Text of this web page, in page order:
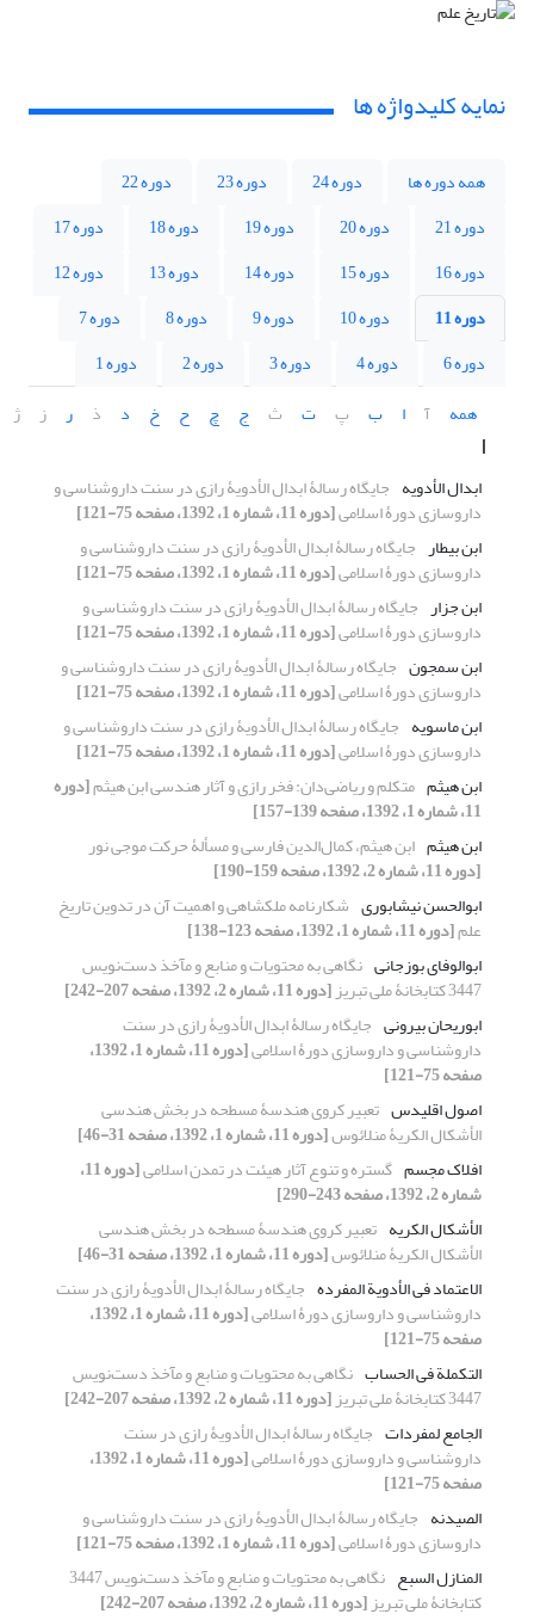
نمایه کلیدواژه ها
همه دوره ها دوره 24 دوره 23
دوره 22
دوره 21
دوره 20 دوره 19 دوره 18
دوره 17
دوره 16
دوره 15 دوره 14 دوره 13
دوره 12
دوره 11
دوره 10 دوره 9 دوره 8
دوره 7
دوره 6
دوره 4 دوره 3 دوره 2
دوره 1
همه
آ ا ب پ ت ث ج چ ح خ د ذ ر ز ژ
ا
ابدال الأدویه جایگاه رسالۀ ابدال الأدویۀ رازی در سنت داروشناسی و
داروسازی دورۀ اسلامی[دوره 11، شماره 1، 1392، صفحه 75-121]
ابن بیطار جایگاه رسالۀ ابدال الأدویۀ رازی در سنت داروشناسی و
داروسازی دورۀ اسلامی[دوره 11، شماره 1، 1392، صفحه 75-121]
ابن جزار جایگاه رسالۀ ابدال الأدویۀ رازی در سنت داروشناسی و
داروسازی دورۀ اسلامی[دوره 11، شماره 1، 1392، صفحه 75-121]
ابن سمجون جایگاه رسالۀ ابدال الأدویۀ رازی در سنت داروشناسی و
داروسازی دورۀ اسلامی[دوره 11، شماره 1، 1392، صفحه 75-121]
ابن ماسویه جایگاه رسالۀ ابدال الأدویۀ رازی در سنت داروشناسی و
داروسازی دورۀ اسلامی[دوره 11، شماره 1، 1392، صفحه 75-121]
ابن هیثم متکلم و ریاضی‌دان: فخر رازی و آثار هندسی ابن هیثم[دوره
11، شماره 1، 1392، صفحه 139-157]
ابن هیثم ابن هیثم، کمال‌الدین فارسی و مسألۀ حرکت موجی نور
[دوره 11، شماره 2، 1392، صفحه 159-190]
ابوالحسن نیشابوری شکارنامه ملکشاهی و اهمیت آن در تدوین تاریخ
علم[دوره 11، شماره 1، 1392، صفحه 123-138]
ابوالوفای بوزجانی نگاهی به محتویات و منابع و مآخذ دست‌نویس
3447 کتابخانۀ ملی تبریز
[دوره 11، شماره 2، 1392، صفحه 207-242]
ابوریحان بیرونی جایگاه رسالۀ ابدال الأدویۀ رازی در سنت
داروشناسی و داروسازی دورۀ اسلامی [دوره 11، شماره 1، 1392،
صفحه 75-121]
اصول اقلیدس تعبیر کروی هندسۀ مسطحه در بخش هندسی
الأشکال الکریۀ منلائوس[دوره 11، شماره 1، 1392، صفحه 31-46]
افلاک مجسم گستره و تنوع آثار هیئت در تمدن اسلامی [دوره 11،
شماره 2، 1392، صفحه 243-290]
الأشکال الکریه تعبیر کروی هندسۀ مسطحه در بخش هندسی
الأشکال الکریۀ منلائوس[دوره 11، شماره 1، 1392، صفحه 31-46]
الاعتماد فی الأدویة المفرده جایگاه رسالۀ ابدال الأدویۀ رازی در سنت
داروشناسی و داروسازی دورۀ اسلامی [دوره 11، شماره 1، 1392،
صفحه 75-121]
التکملة فی الحساب نگاهی به محتویات و منابع و مآخذ دست‌نویس
3447 کتابخانۀ ملی تبریز
[دوره 11، شماره 2، 1392، صفحه 207-242]
الجامع لمفردات جایگاه رسالۀ ابدال الأدویۀ رازی در سنت
داروشناسی و داروسازی دورۀ اسلامی [دوره 11، شماره 1، 1392،
صفحه 75-121]
الصیدنه جایگاه رسالۀ ابدال الأدویۀ رازی در سنت داروشناسی و
داروسازی دورۀ اسلامی[دوره 11، شماره 1، 1392، صفحه 75-121]
المنازل السبع
نگاهی به محتویات و منابع و مآخذ دست‌نویس 3447
کتابخانۀ ملی تبریز[دوره 11، شماره 2، 1392، صفحه 207-242]